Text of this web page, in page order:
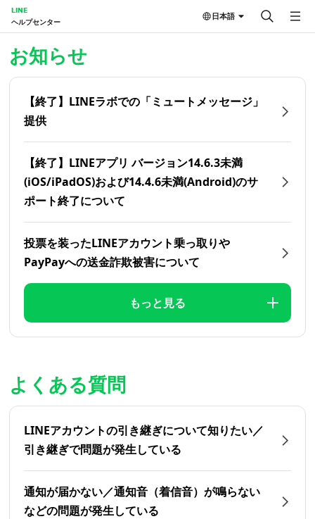
LINE
ヘルプセンター
日本語
お知らせ
【終了】LINEラボでの「ミュートメッセージ」
提供
【終了】LINEアプリ バージョン14.6.3未満
(iOS/iPadOS)および14.4.6未満(Android)のサ
ポート終了について
投票を装ったLINEアカウント乗っ取りや
PayPayへの送金詐欺被害について
もっと見る
よくある質問
LINEアカウントの引き継ぎについて知りたい／
引き継ぎで問題が発生している
通知が届かない／通知音（着信音）が鳴らない
などの問題が発生している